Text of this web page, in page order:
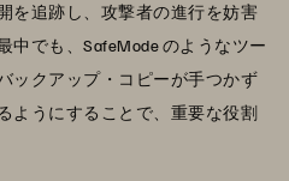
を追跡し、攻撃者の進行を妨害
中でも、SafeMode のようなツー
ックアップ・コピーが手つかず
ようにすることで、重要な役割